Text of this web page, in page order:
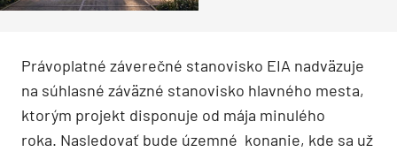
Právoplatné záverečné stanovisko EIA nadväzuje
na súhlasné záväzné stanovisko hlavného mesta,
ktorým projekt disponuje od mája minulého
roka. Nasledovať bude územné konanie, kde sa už